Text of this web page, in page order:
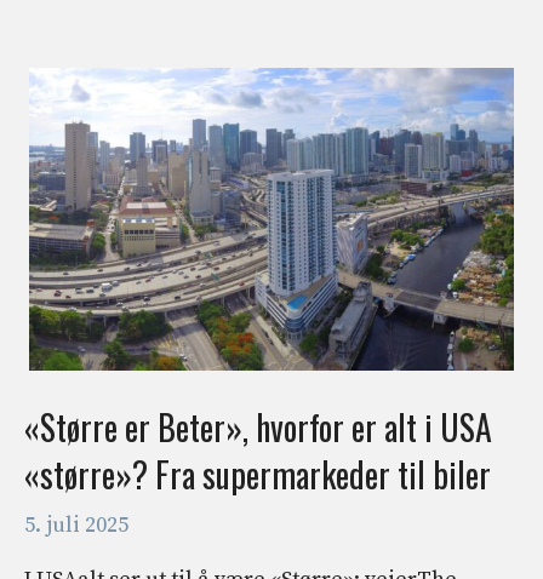
«Større er Beter», hvorfor er alt i USA
«større»? Fra supermarkeder til biler
5. juli 2025